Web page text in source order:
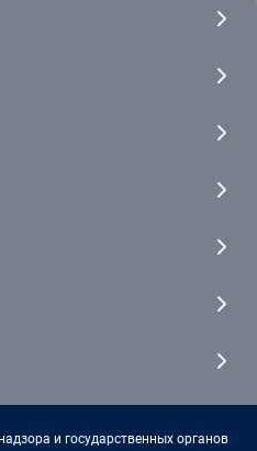
и государственных органов